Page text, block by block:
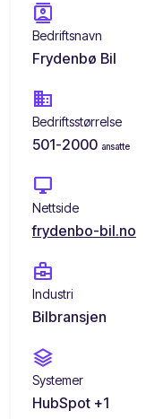
contacts
Bedriftsnavn
Frydenbø Bil
domain
Bedriftsstørrelse
501-2000 ansatte
desktop_windows
Nettside
frydenbo-bil.no
business_center
Industri
Bilbransjen
stacks
Systemer
HubSpot +1